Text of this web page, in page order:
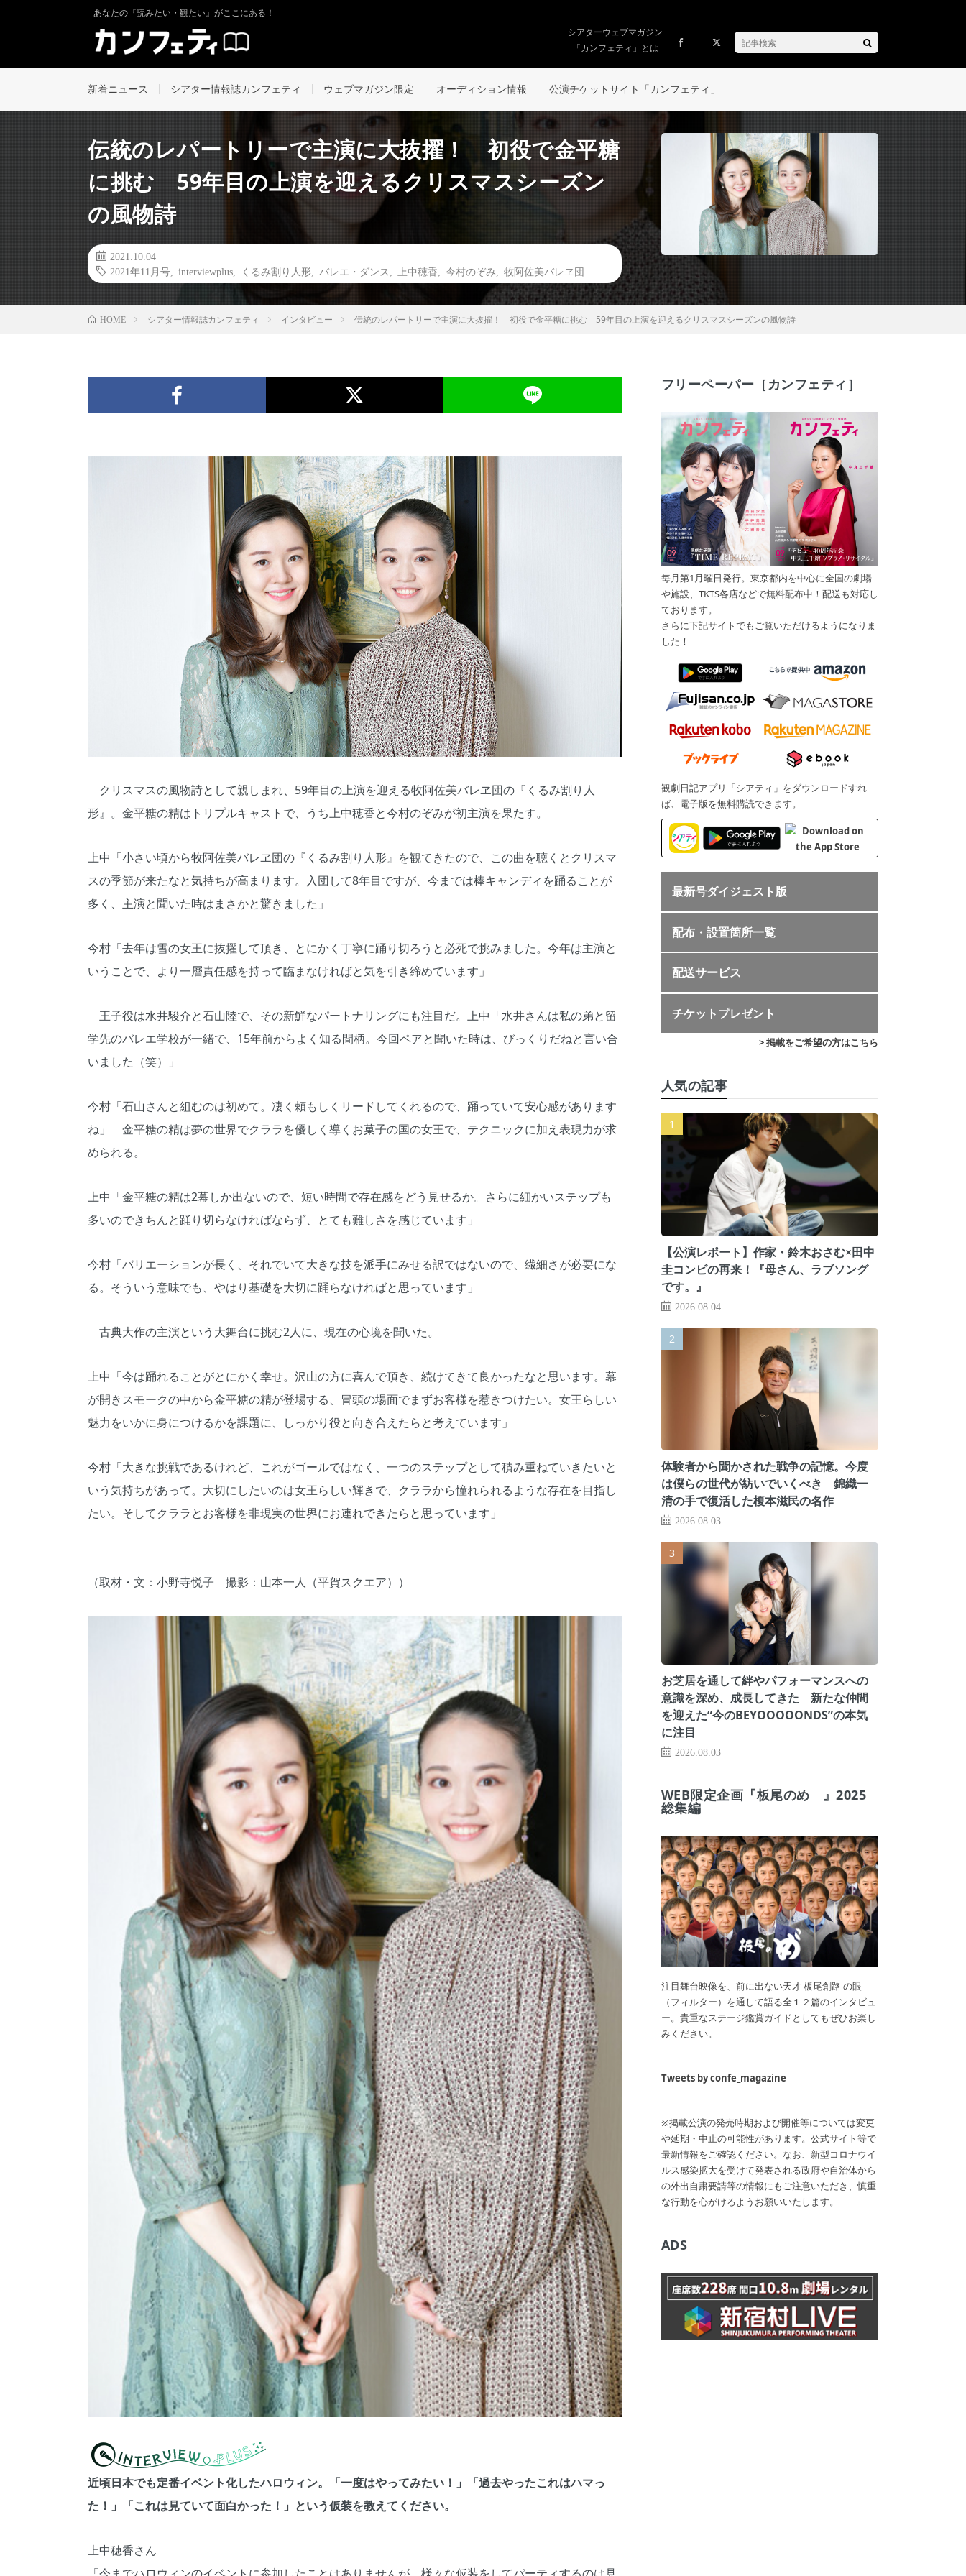
あなたの『読みたい・観たい』がここにある！
シアターウェブマガジン
「カンフェティ」とは
新着ニュース シアター情報誌カンフェティ ウェブマガジン限定 オーディション情報 公演チケットサイト「カンフェティ」
伝統のレパートリーで主演に大抜擢！ 初役で金平糖
に挑む 59年目の上演を迎えるクリスマスシーズン
の風物詩
2021.10.04
2021年11月号
interviewplus くるみ割り人形 バレエ・ダンス 上中穂香 今村のぞみ 牧阿佐美バレヱ団
HOME シアター情報誌カンフェティ インタビュー 伝統のレパートリーで主演に大抜擢！ 初役で金平糖に挑む 59年目の上演を迎えるクリスマスシーズンの風物詩
クリスマスの風物詩として親しまれ、59年目の上演を迎える牧阿佐美バレヱ団の『くるみ割り人
形』。金平糖の精はトリプルキャストで、うち上中穂香と今村のぞみが初主演を果たす。
上中「小さい頃から牧阿佐美バレヱ団の『くるみ割り人形』を観てきたので、この曲を聴くとクリスマ
スの季節が来たなと気持ちが高まります。入団して8年目ですが、今までは棒キャンディを踊ることが
多く、主演と聞いた時はまさかと驚きました」
今村「去年は雪の女王に抜擢して頂き、とにかく丁寧に踊り切ろうと必死で挑みました。今年は主演と
いうことで、より一層責任感を持って臨まなければと気を引き締めています」
王子役は水井駿介と石山陸で、その新鮮なパートナリングにも注目だ。上中「水井さんは私の弟と留
学先のバレエ学校が一緒で、15年前からよく知る間柄。今回ペアと聞いた時は、びっくりだねと言い合
いました（笑）」
今村「石山さんと組むのは初めて。凄く頼もしくリードしてくれるので、踊っていて安心感があります
ね」 金平糖の精は夢の世界でクララを優しく導くお菓子の国の女王で、テクニックに加え表現力が求
められる。
上中「金平糖の精は2幕しか出ないので、短い時間で存在感をどう見せるか。さらに細かいステップも
多いのできちんと踊り切らなければならず、とても難しさを感じています」
今村「バリエーションが長く、それでいて大きな技を派手にみせる訳ではないので、繊細さが必要にな
る。そういう意味でも、やはり基礎を大切に踊らなければと思っています」
古典大作の主演という大舞台に挑む2人に、現在の心境を聞いた。
上中「今は踊れることがとにかく幸せ。沢山の方に喜んで頂き、続けてきて良かったなと思います。幕
が開きスモークの中から金平糖の精が登場する、冒頭の場面でまずお客様を惹きつけたい。女王らしい
魅力をいかに身につけるかを課題に、しっかり役と向き合えたらと考えています」
今村「大きな挑戦であるけれど、これがゴールではなく、一つのステップとして積み重ねていきたいと
いう気持ちがあって。大切にしたいのは女王らしい輝きで、クララから憧れられるような存在を目指し
たい。そしてクララとお客様を非現実の世界にお連れできたらと思っています」
（取材・文：小野寺悦子 撮影：山本一人（平賀スクエア））
近頃日本でも定番イベント化したハロウィン。「一度はやってみたい！」「過去やったこれはハマっ
た！」「これは見ていて面白かった！」という仮装を教えてください。
上中穂香さん
フリーペーパー［カンフェティ］
毎月第1月曜日発行。東京都内を中心に全国の劇場
や施設、TKTS各店などで無料配布中！配送も対応し
ております。
さらに下記サイトでもご覧いただけるようになりま
した！
観劇日記アプリ「シアティ」をダウンロードすれ
ば、電子版を無料購読できます。
最新号ダイジェスト版
配布・設置箇所一覧
配送サービス
チケットプレゼント
> 掲載をご希望の方はこちら
人気の記事
【公演レポート】作家・鈴木おさむ×田中
圭コンビの再来！『母さん、ラブソング
です。』
2026.08.04
体験者から聞かされた戦争の記憶。今度
は僕らの世代が紡いでいくべき 錦織一
清の手で復活した榎本滋民の名作
2026.08.03
お芝居を通して絆やパフォーマンスへの
意識を深め、成長してきた 新たな仲間
を迎えた“今のBEYOOOOONDS”の本気
に注目
2026.08.03
WEB限定企画『板尾のめ゙』2025
総集編
注目舞台映像を、前に出ない天才 板尾創路 の眼
（フィルター）を通して語る全１２篇のインタビュ
ー。貴重なステージ鑑賞ガイドとしてもぜひお楽し
みください。
Tweets by confe_magazine
※掲載公演の発売時期および開催等については変更
や延期・中止の可能性があります。公式サイト等で
最新情報をご確認ください。なお、新型コロナウイ
ルス感染拡大を受けて発表される政府や自治体から
の外出自粛要請等の情報にもご注意いただき、慎重
な行動を心がけるようお願いいたします。
ADS